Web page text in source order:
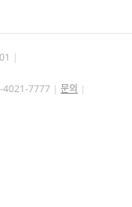
4021-7777
문의